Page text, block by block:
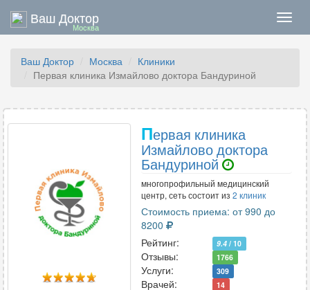
Ваш Доктор
Москва
Ваш Доктор Москва
Клиники
Первая клиника Измайлово доктора Бандуриной
Первая клиника
Измайлово доктора
Бандуриной
многопрофильный медицинский
центр, сеть состоит из 2 клиник
Стоимость приема: от 990 до
8200
Рейтинг:
9.4 / 10
Отзывы: 1766
Услуги: 309
Врачей: 14